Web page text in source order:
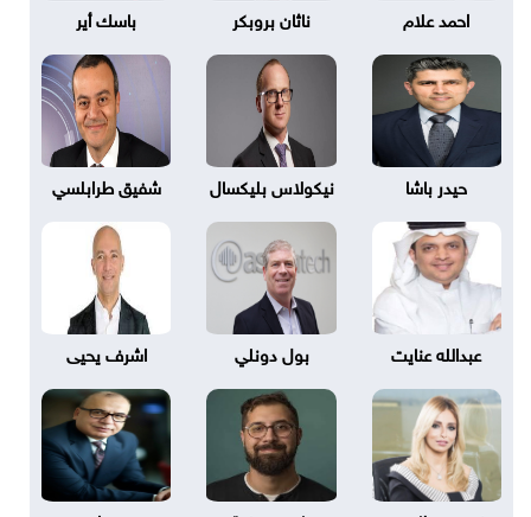
احمد علام ناثان بروبكر باسك أير
حيدر باشا نيكولاس بليكسال شفيق طرابلسي
عبدالله عنايت بول دونلي اشرف يحيى